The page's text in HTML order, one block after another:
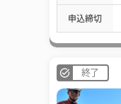
申込締切
終了